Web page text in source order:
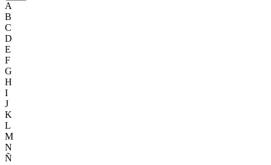
A
B
C
D
E
F
G
H
I
J
K
L
M
N
Ñ